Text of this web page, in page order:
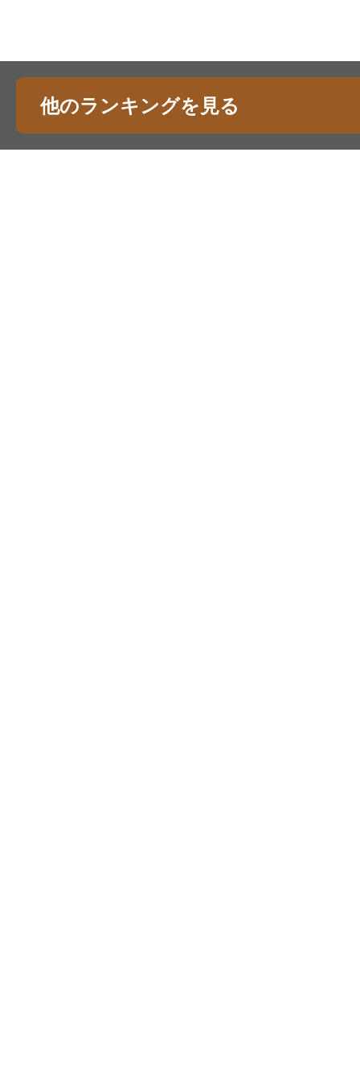
他のランキングを見る